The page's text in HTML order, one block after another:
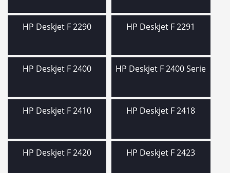
HP Deskjet F 2290 HP Deskjet F 2291
HP Deskjet F 2400 HP Deskjet F 2400 Serie
HP Deskjet F 2410 HP Deskjet F 2418
HP Deskjet F 2420 HP Deskjet F 2423